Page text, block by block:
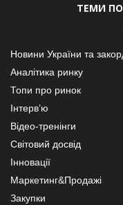
ТЕМИ
Новини України та
Аналітика ринку
Топи про ринок
Інтерв’ю
Відео-тренінги
Світовий досвід
Інновації
Маркетинг&Продажі
Закупки